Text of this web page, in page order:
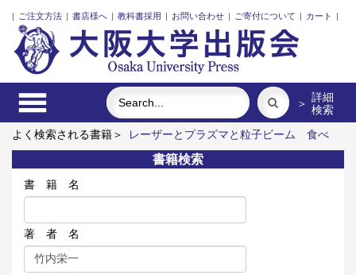
| ご注文方法 | 書店様へ | 教科書採用 | お問い合わせ | ご寄付について | カート |
＞ 詳細
検索
よく検索される書籍＞
レーザーとプラズマと粒子ビーム
食べ
る
アーミッシュキルトを訪ねて 街に拓く大学
外国人介護士
と働くための異文化理解
大阪大学とともに歩んで
書籍検索
書 籍 名
著 者 名